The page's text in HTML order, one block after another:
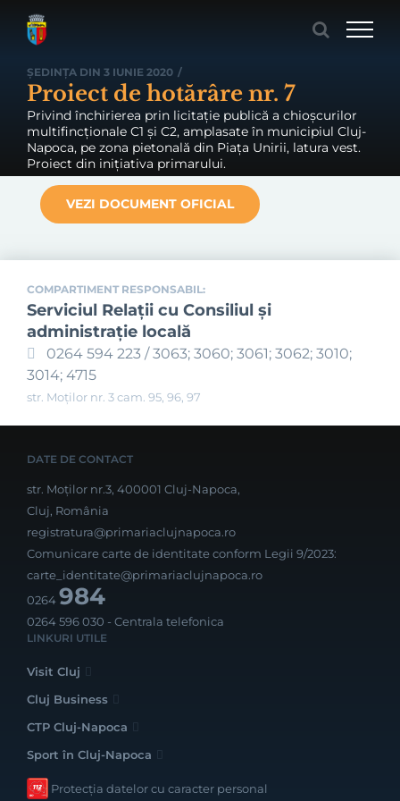
ȘEDINȚA DIN 3 IUNIE 2020 /
Proiect de hotărâre nr. 7
Privind închirierea prin licitație publică a chioșcurilor
multifincționale C1 și C2, amplasate în municipiul Cluj-
Napoca, pe zona pietonală din Piața Unirii, latura vest.
Proiect din inițiativa primarului.
VEZI DOCUMENT OFICIAL
COMPARTIMENT RESPONSABIL:
Serviciul Relaţii cu Consiliul şi
administraţie locală
0264 594 223 / 3063; 3060; 3061; 3062; 3010;
3014; 4715
str. Moților nr. 3 cam. 95, 96, 97
DATE DE CONTACT
str. Moților nr.3, 400001 Cluj-Napoca,
Cluj, România
registratura@primariaclujnapoca.ro
Comunicare carte de identitate conform Legii 9/2023:
carte_identitate@primariaclujnapoca.ro
0264984
0264 596 030 - Centrala telefonica
LINKURI UTILE
Visit Cluj
Cluj Business
CTP Cluj-Napoca
Sport în Cluj-Napoca
Protecția datelor cu caracter personal